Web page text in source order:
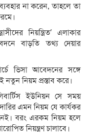
না করেন, তাহলে তা
নিয়ন্ত্রিত’ এলাকার
বাড়তি তথ্য দেয়ার
ভিসা আবেদনের সঙ্গে
নিয়ম প্রস্তাব করে।
ইউনিয়ন সে সময়
এমন নিয়ম যে কার্যকর
বরং এরকম নিয়ম হলে
নিয়ন্ত্রণ চালাবে।